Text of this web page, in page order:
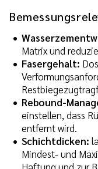
Matrix und
Fasergehalt:
Rebound-
einstellen, dass
entfernt wird.
Schichtdicken:
Mindest- und